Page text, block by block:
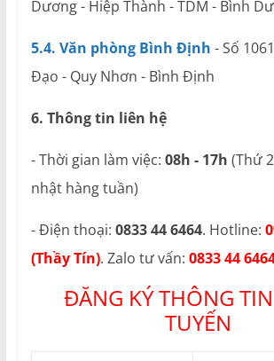
Dương - Hiệp Thành - TDM - Bình
5.4. Văn phòng Bình Định - Số
Đạo - Quy Nhơn - Bình Định
6. Thông tin liên hệ
- Thời gian làm việc: 08h - 17h (Thứ
nhật hàng tuần)
- Điện thoại: 0833 44 6464. Hotline:
(Thầy Tín). Zalo tư vấn: 0833 44
ĐĂNG KÝ THÔNG
TUYẾN